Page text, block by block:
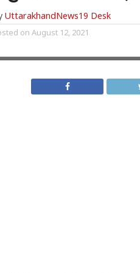
UttarakhandNews19 Desk
on August 12, 2021